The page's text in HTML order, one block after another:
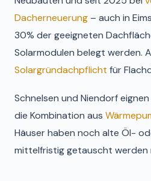
Dacherneuerung – auch in
30% der geeigneten
Solarmodulen belegt werden.
Solargründachpflicht für
Schnelsen und Niendorf
die Kombination aus
Häuser haben noch alte Öl-
mittelfristig getauscht werden